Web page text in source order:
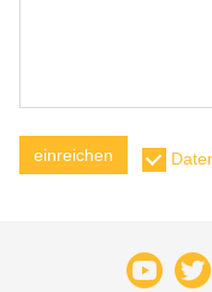
einreichen